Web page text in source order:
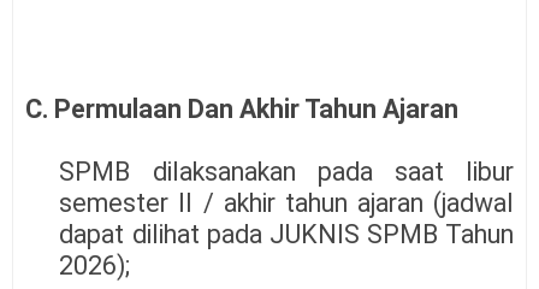
C. Permulaan Dan Akhir Tahun Ajaran
SPMB dilaksanakan pada saat libur
semester II / akhir tahun ajaran (jadwal
dapat dilihat pada JUKNIS SPMB Tahun
2026);